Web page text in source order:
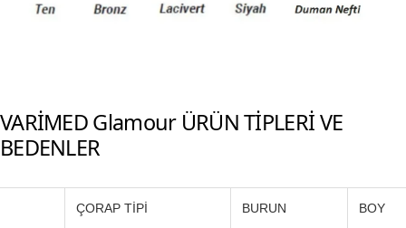
VARİMED Glamour ÜRÜN TİPLERİ VE
BEDENLER
ÇORAP TİPİ BURUN BOY